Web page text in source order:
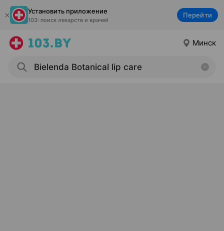
Установить приложение
103: поиск лекарств и врачей
Перейти
Минск